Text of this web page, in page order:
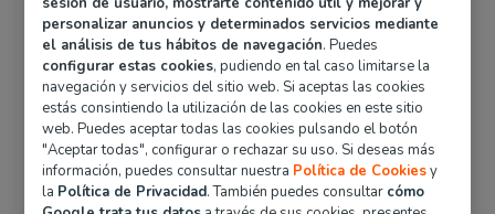
En caso de sustracción o extravío de las llaves del
vehículo y dispongas de llaves de repuesto, te las
enviamos desde el lugar donde se encuentren
hasta el lugar donde esté inmovilizado el vehículo.
Para hacer uso de esta cobertura debes tener
contratada, como mínimo la Asistencia en Viaje
Básica y llamar al 91 276 42 22 (disponible las 24
h del día)
personalizar anuncios y determinados servicios mediante
el análisis de tus hábitos de navegación. Puedes
configurar estas cookies, pudiendo en tal caso limitarse la
navegación y servicios del sitio web. Si aceptas las cookies
estás consintiendo la utilización de las cookies en este sitio
web. Puedes aceptar todas las cookies pulsando el botón
"Aceptar todas", configurar o rechazar su uso. Si deseas más
información, puedes consultar nuestra Política de Cookiesy
la Política de Privacidad. También puedes consultar cómo